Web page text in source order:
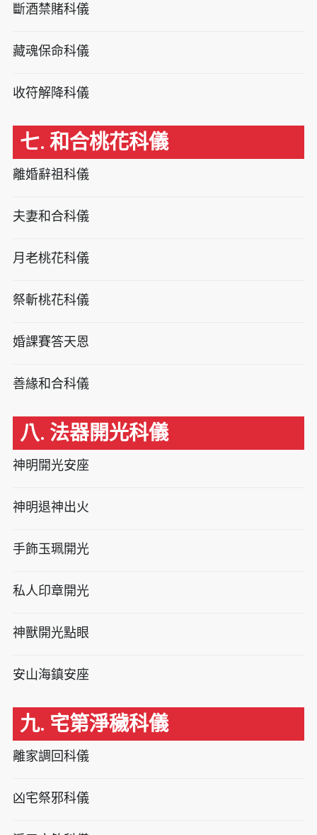
斷酒禁賭科儀
藏魂保命科儀
收符解降科儀
七. 和合桃花科儀
離婚辭祖科儀
夫妻和合科儀
月老桃花科儀
祭斬桃花科儀
婚課賽答天恩
善緣和合科儀
八. 法器開光科儀
神明開光安座
神明退神出火
手飾玉珮開光
私人印章開光
神獸開光點眼
安山海鎮安座
九. 宅第淨穢科儀
離家調回科儀
凶宅祭邪科儀